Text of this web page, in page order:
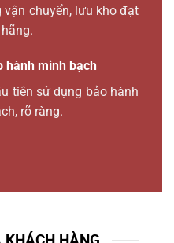
vận chuyển, lưu kho đạt
hành minh bạch
tiên sử dụng bảo hành
rõ ràng.